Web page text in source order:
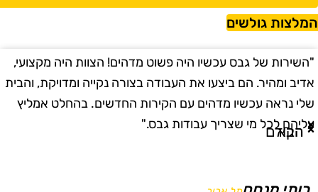
גולשים
"השירות של גבס עכשיו היה פשוט מדהים! הצוות היה מקצועי,
אדיב ומהיר. הם ביצעו את העבודה בצורה נקייה ומדויקת, והבית
שלי נראה עכשיו מדהים עם הקירות החדשים. בהחלט אמליץ
עליהם לכל מי שצריך עבודות גבס."
הקודם
הבא